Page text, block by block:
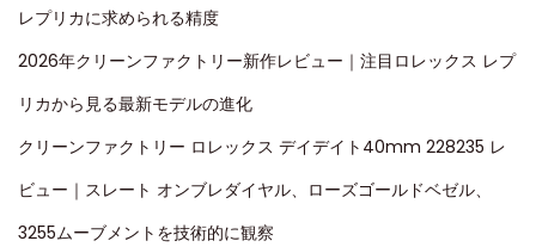
レプリカに求められる精度
2026年クリーンファクトリー新作レビュー｜注目ロレックス レプ
リカから見る最新モデルの進化
クリーンファクトリー ロレックス デイデイト40mm 228235 レ
ビュー｜スレート オンブレダイヤル、ローズゴールドベゼル、
3255ムーブメントを技術的に観察